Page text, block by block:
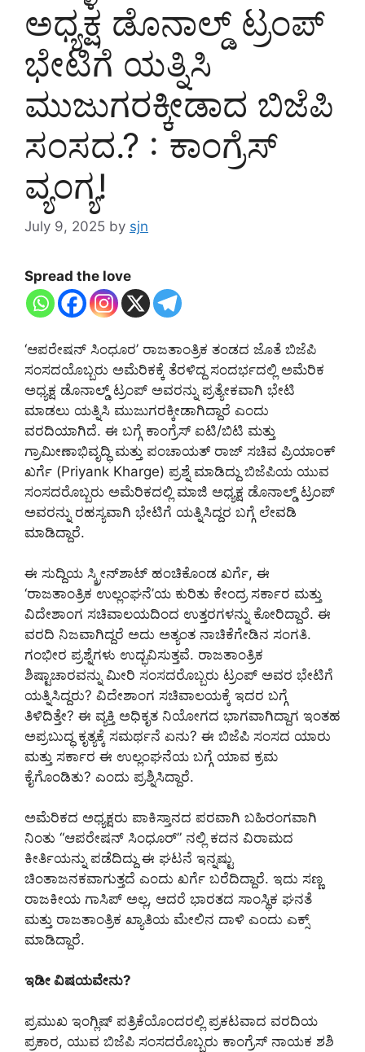
ಅಧ್ಯಕ್ಷ ಡೊನಾಲ್ಡ್ ಟ್ರಂಪ್
ಭೇಟಿಗೆ ಯತ್ನಿಸಿ
ಮುಜುಗರಕ್ಕೀಡಾದ ಬಿಜೆಪಿ
ಸಂಸದ.? : ಕಾಂಗ್ರೆಸ್
ವ್ಯಂಗ್ಯ!
July 9, 2025 by sjn
Spread the love
‘ಆಪರೇಷನ್ ಸಿಂಧೂರ’ ರಾಜತಾಂತ್ರಿಕ ತಂಡದ ಜೊತೆ ಬಿಜೆಪಿ
ಸಂಸದಯೊಬ್ಬರು ಅಮೆರಿಕಕ್ಕೆ ತೆರಳಿದ್ದ ಸಂದರ್ಭದಲ್ಲಿ ಅಮೆರಿಕ
ಅಧ್ಯಕ್ಷ ಡೊನಾಲ್ಡ್ ಟ್ರಂಪ್ ಅವರನ್ನು ಪ್ರತ್ಯೇಕವಾಗಿ ಭೇಟಿ
ಮಾಡಲು ಯತ್ನಿಸಿ ಮುಜುಗರಕ್ಕೀಡಾಗಿದ್ದಾರೆ ಎಂದು
ವರದಿಯಾಗಿದೆ. ಈ ಬಗ್ಗೆ ಕಾಂಗ್ರೆಸ್ ಐಟಿ/ಬಿಟಿ ಮತ್ತು
ಗ್ರಾಮೀಣಾಭಿವೃದ್ಧಿ ಮತ್ತು ಪಂಚಾಯತ್ ರಾಜ್ ಸಚಿವ ಪ್ರಿಯಾಂಕ್
ಖರ್ಗೆ (Priyank Kharge) ಪ್ರಶ್ನೆ ಮಾಡಿದ್ದು ಬಿಜೆಪಿಯ ಯುವ
ಸಂಸದರೊಬ್ಬರು ಅಮೆರಿಕದಲ್ಲಿ ಮಾಜಿ ಅಧ್ಯಕ್ಷ ಡೊನಾಲ್ಡ್ ಟ್ರಂಪ್
ಅವರನ್ನು ರಹಸ್ಯವಾಗಿ ಭೇಟಿಗೆ ಯತ್ನಿಸಿದ್ದರ ಬಗ್ಗೆ ಲೇವಡಿ
ಮಾಡಿದ್ದಾರೆ.
ಈ ಸುದ್ದಿಯ ಸ್ಕ್ರೀನ್‌ಶಾಟ್ ಹಂಚಿಕೊಂಡ ಖರ್ಗೆ, ಈ
‘ರಾಜತಾಂತ್ರಿಕ ಉಲ್ಲಂಘನೆ’ಯ ಕುರಿತು ಕೇಂದ್ರ ಸರ್ಕಾರ ಮತ್ತು
ವಿದೇಶಾಂಗ ಸಚಿವಾಲಯದಿಂದ ಉತ್ತರಗಳನ್ನು ಕೋರಿದ್ದಾರೆ. ಈ
ವರದಿ ನಿಜವಾಗಿದ್ದರೆ ಅದು ಅತ್ಯಂತ ನಾಚಿಕೆಗೇಡಿನ ಸಂಗತಿ.
ಗಂಭೀರ ಪ್ರಶ್ನೆಗಳು ಉದ್ಭವಿಸುತ್ತವೆ. ರಾಜತಾಂತ್ರಿಕ
ಶಿಷ್ಟಾಚಾರವನ್ನು ಮೀರಿ ಸಂಸದರೊಬ್ಬರು ಟ್ರಂಪ್ ಅವರ ಭೇಟಿಗೆ
ಯತ್ನಿಸಿದ್ದರು? ವಿದೇಶಾಂಗ ಸಚಿವಾಲಯಕ್ಕೆ ಇದರ ಬಗ್ಗೆ
ತಿಳಿದಿತ್ತೇ? ಈ ವ್ಯಕ್ತಿ ಅಧಿಕೃತ ನಿಯೋಗದ ಭಾಗವಾಗಿದ್ದಾಗ ಇಂತಹ
ಅಪ್ರಬುದ್ಧ ಕೃತ್ಯಕ್ಕೆ ಸಮರ್ಥನೆ ಏನು? ಈ ಬಿಜೆಪಿ ಸಂಸದ ಯಾರು
ಮತ್ತು ಸರ್ಕಾರ ಈ ಉಲ್ಲಂಘನೆಯ ಬಗ್ಗೆ ಯಾವ ಕ್ರಮ
ಕೈಗೊಂಡಿತು? ಎಂದು ಪ್ರಶ್ನಿಸಿದ್ದಾರೆ.
ಅಮೆರಿಕದ ಅಧ್ಯಕ್ಷರು ಪಾಕಿಸ್ತಾನದ ಪರವಾಗಿ ಬಹಿರಂಗವಾಗಿ
ನಿಂತು “ಆಪರೇಷನ್ ಸಿಂಧೂರ್” ನಲ್ಲಿ ಕದನ ವಿರಾಮದ
ಕೀರ್ತಿಯನ್ನು ಪಡೆದಿದ್ದು ಈ ಘಟನೆ ಇನ್ನಷ್ಟು
ಚಿಂತಾಜನಕವಾಗುತ್ತದೆ ಎಂದು ಖರ್ಗೆ ಬರೆದಿದ್ದಾರೆ. ಇದು ಸಣ್ಣ
ರಾಜಕೀಯ ಗಾಸಿಪ್ ಅಲ್ಲ, ಆದರೆ ಭಾರತದ ಸಾಂಸ್ಥಿಕ ಘನತೆ
ಮತ್ತು ರಾಜತಾಂತ್ರಿಕ ಖ್ಯಾತಿಯ ಮೇಲಿನ ದಾಳಿ ಎಂದು ಎಕ್ಸ್
ಮಾಡಿದ್ದಾರೆ.
ಇಡೀ ವಿಷಯವೇನು?
ಪ್ರಮುಖ ಇಂಗ್ಲಿಷ್ ಪತ್ರಿಕೆಯೊಂದರಲ್ಲಿ ಪ್ರಕಟವಾದ ವರದಿಯ
ಪ್ರಕಾರ, ಯುವ ಬಿಜೆಪಿ ಸಂಸದರೊಬ್ಬರು ಕಾಂಗ್ರೆಸ್ ನಾಯಕ ಶಶಿ